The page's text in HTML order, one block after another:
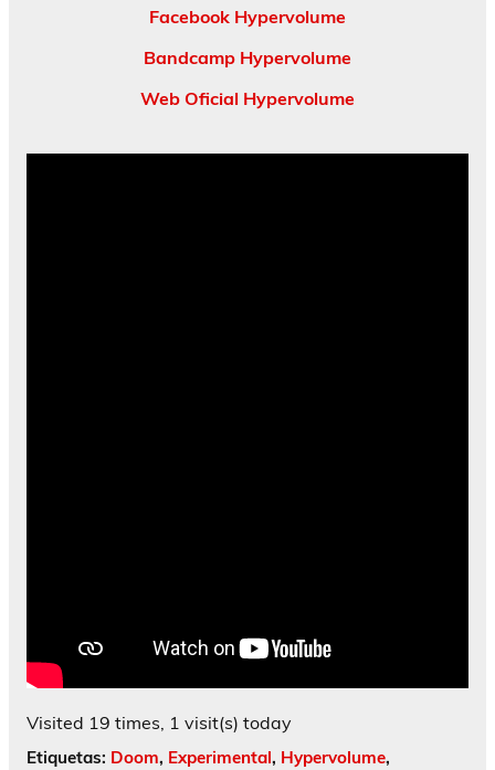
Facebook Hypervolume
Bandcamp Hypervolume
Web Oficial Hypervolume
Visited 19 times, 1 visit(s) today
Etiquetas: Doom, Experimental, Hypervolume,